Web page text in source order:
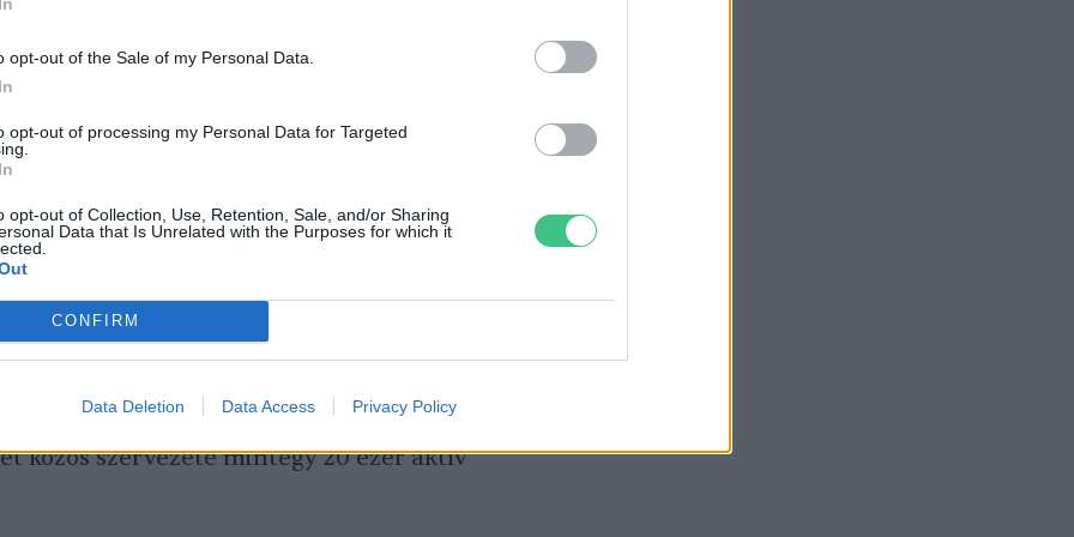
opt-out of the Sale of my Personal Data.
opt-out of processing my Personal Data for Targeted
opt-out of Collection, Use, Retention, Sale, and/or Sharing
Data that Is Unrelated with the Purposes for which it
CONFIRM
Data Deletion Data Access Privacy Policy
tollát nem tudja vízhatlanná tenni.
ehhez viszont folyamatosan ennie kell.
vizekben vermelő, lenyugodott halakat,
elpusztított jut.
helyezett, valójában tengeri madár
2500-3000 példány fészkel, de
meg a magyar vizeken. A Komárom-
Szövetsége a megye legnagyobb
közös szervezete mintegy 20 ezer aktív